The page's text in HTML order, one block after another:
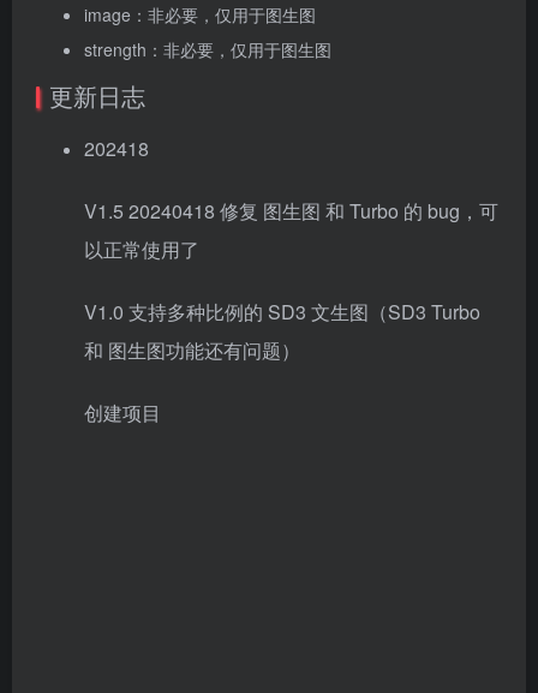
image：非必要，仅用于图生图
strength：非必要，仅用于图生图
更新日志
202418
V1.5 20240418 修复 图生图 和 Turbo 的 bug，可
以正常使用了
V1.0 支持多种比例的 SD3 文生图（SD3 Turbo
和 图生图功能还有问题）
创建项目